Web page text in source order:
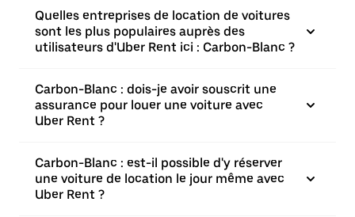
Quelles entreprises de location de voitures
sont les plus populaires auprès des
utilisateurs d'Uber Rent ici : Carbon-Blanc ?
Carbon-Blanc : dois-je avoir souscrit une
assurance pour louer une voiture avec
Uber Rent ?
Carbon-Blanc : est-il possible d'y réserver
une voiture de location le jour même avec
Uber Rent ?